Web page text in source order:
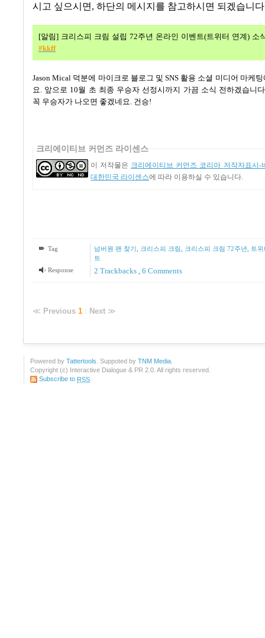
시고 싶으시면, 하단의 메시지를 참고하시면 되겠습니
[알림] 크리스피 크림 설립 72주년 온라인 이벤트(트위터 연계) 소
#kkff
Jason Mical 덕분에 마이크로 블로그 및 SNS 활용 소셜 미디어 마케
요
앞으로 10월 초 최종 우승자 선정시까지 가끔 소식 전하겠습니다
꼭 우승자가 나오면 좋겠네요 건승!
크리에이티브 커먼즈 라이센스
이 저작물은 크리에이티브 커먼즈 코리아 저작자표시-
대한민국 라이센스에 따라 이용하실 수 있습니다.
Tag 넘버원 팬 찾기 , 크리스피 크림, 크리스피 크림 72주년, 트
트
Response
2 Trackbacks 6 Comments
≪ Previous 1 : Next ≫
Powered by Tattertools . Suppoted by TNM Media
Copyright (c) Interactive Dialogue & PR 2.0. All rights reserved.
Subscribe to RSS